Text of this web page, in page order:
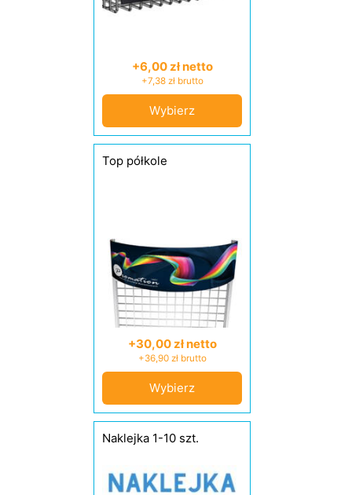
+6,00 zł netto
+7,38 zł brutto
Wybierz
Top półkole
+30,00 zł netto
+36,90 zł brutto
Wybierz
Naklejka 1-10 szt.